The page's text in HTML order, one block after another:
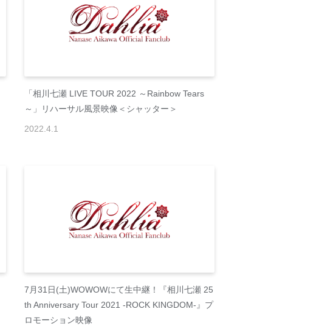
「相川七瀬 LIVE TOUR 2022 ～Rainbow Tears
～」リハーサル風景映像＜シャッター＞
2022 4. 1
7月31日(土)WOWOWにて生中継！『相川七瀬 25
th Anniversary Tour 2021 -ROCK KINGDOM-』プ
ロモーション映像